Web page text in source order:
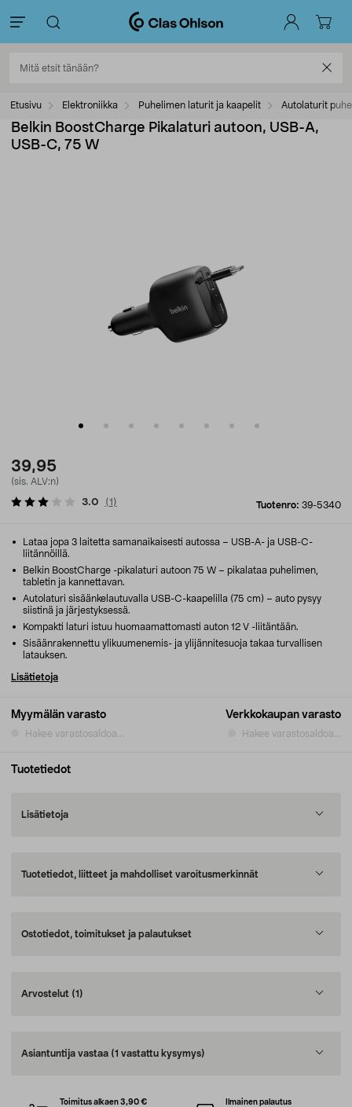
Etusivu Elektroniikka Puhelimen laturit ja kaapelit Autolaturit
Belkin BoostCharge Pikalaturi autoon, USB-A,
USB-C, 75 W
39,95
(sis. ALV:n)
Tuotenro: 39-5340
3.0 (1 )
Myymälän varasto
Hakee varastosaldoa...
Verkkokaupan varasto
Hakee varastosaldoa...
Lataa jopa 3 laitetta samanaikaisesti autossa – USB-A- ja USB-C-
liitännöillä.
Belkin BoostCharge -pikalaturi autoon 75 W – pikalataa puhelimen,
tabletin ja kannettavan.
Autolaturi sisäänkelautuvalla USB-C-kaapelilla (75 cm) – auto pysyy
siistinä ja järjestyksessä.
Kompakti laturi istuu huomaamattomasti auton 12 V -liitäntään.
Sisäänrakennettu ylikuumenemis- ja ylijännitesuoja takaa turvallisen
latauksen.
Lisätietoja
Tuotetiedot
Lisätietoja
Tuotetiedot, liitteet ja mahdolliset varoitusmerkinnät
Ostotiedot, toimitukset ja palautukset
Arvostelut (1)
Asiantuntija vastaa (1 vastattu kysymys)
Toimitus alkaen 3,90 €
Ilmainen palautus